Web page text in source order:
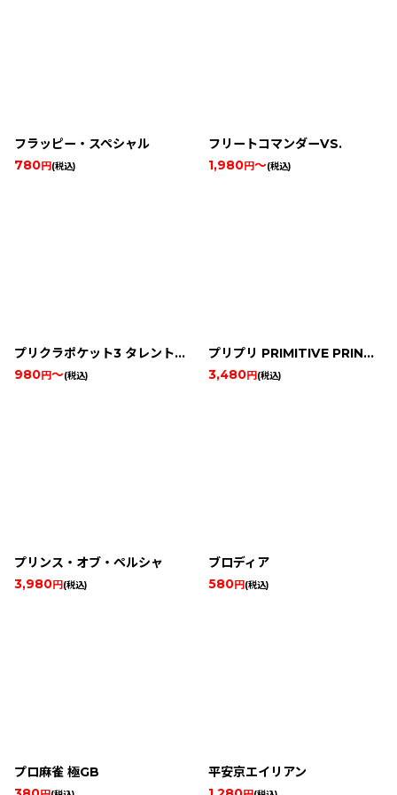
フラッピー・スペシャル
780円(税込)
フリートコマンダーVS.
1,980円～(税込)
プリクラポケット3 タレントデビュー大作戦
980円～(税込)
プリプリ PRIMITIVE PRINCESS!
3,480円(税込)
プリンス・オブ・ペルシャ
3,980円(税込)
ブロディア
580円(税込)
プロ麻雀 極GB 平安京エイリアン